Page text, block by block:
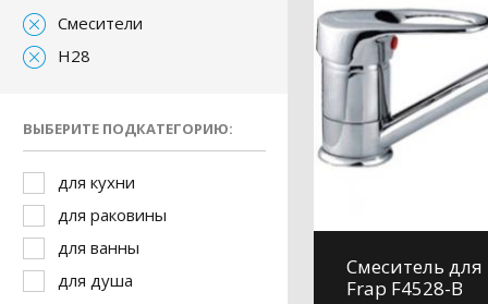
Смесители
H28
ВЫБЕРИТЕ ПОДКАТЕГОРИЮ:
для кухни
для раковины
для ванны
для душа
Смеситель для
Frap F4528-B